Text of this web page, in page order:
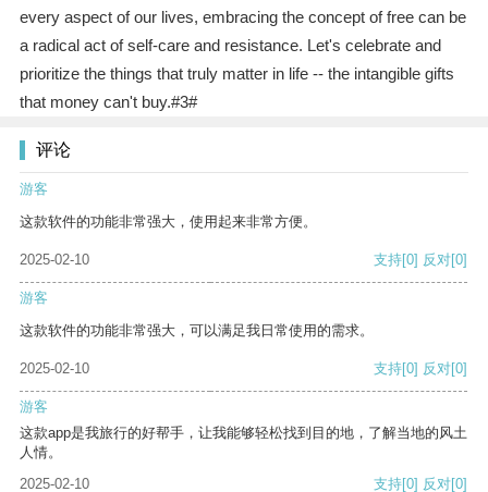
every aspect of our lives, embracing the concept of free can be
a radical act of self-care and resistance. Let's celebrate and
prioritize the things that truly matter in life -- the intangible gifts
that money can't buy.#3#
评论
游客
这款软件的功能非常强大，使用起来非常方便。
2025-02-10 支持[0] 反对[0]
游客
这款软件的功能非常强大，可以满足我日常使用的需求。
2025-02-10 支持[0] 反对[0]
游客
这款app是我旅行的好帮手，让我能够轻松找到目的地，了解当地的风土
人情。
2025-02-10
支持[0] 反对[0]